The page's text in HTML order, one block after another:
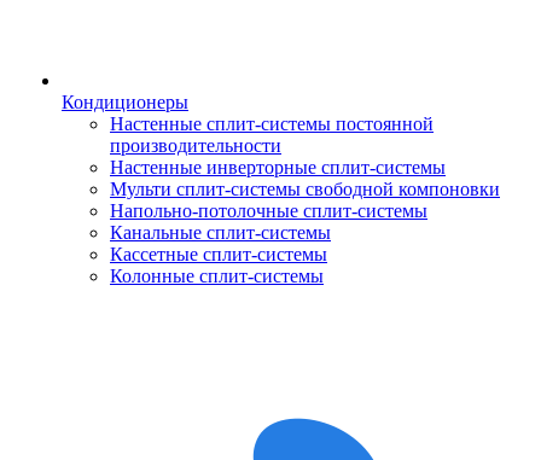
Кондиционеры
Настенные сплит-системы постоянной
производительности
Настенные инверторные сплит-системы
Мульти сплит-системы свободной компоновки
Напольно-потолочные сплит-системы
Канальные сплит-системы
Кассетные сплит-системы
Колонные сплит-системы